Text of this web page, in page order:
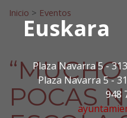
Euskara
Plaza Navarra 5 -
Plaza Navarra 5 -
948
Search for:
Inicio > Eventos
POCAS